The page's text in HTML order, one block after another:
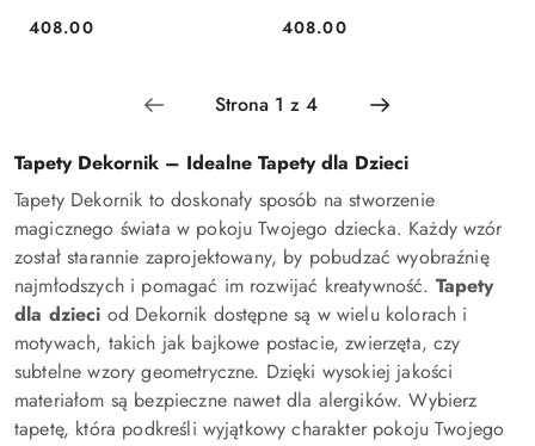
Cena:
408.00 Cena:
408.00
Tapety Dekornik – Idealne Tapety dla Dzieci
Tapety Dekornik to doskonały sposób na stworzenie
magicznego świata w pokoju Twojego dziecka. Każdy wzór
został starannie zaprojektowany, by pobudzać wyobraźnię
najmłodszych i pomagać im rozwijać kreatywność. Tapety
dla dzieci od Dekornik dostępne są w wielu kolorach i
motywach, takich jak bajkowe postacie, zwierzęta, czy
subtelne wzory geometryczne. Dzięki wysokiej jakości
materiałom są bezpieczne nawet dla alergików. Wybierz
tapetę, która podkreśli wyjątkowy charakter pokoju Twojego